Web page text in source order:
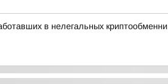
в нелегальных